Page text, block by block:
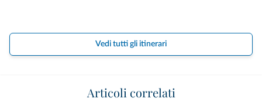
Vedi tutti gli itinerari
Articoli correlati